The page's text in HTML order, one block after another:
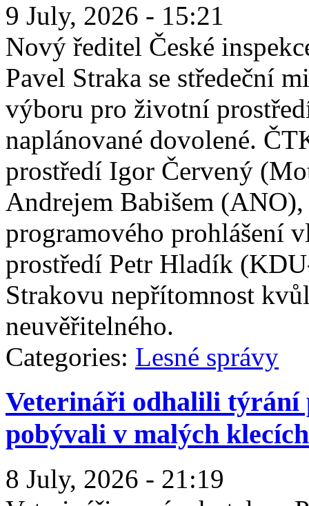
9 July, 2026 - 15:21
Nový ředitel České
Pavel Straka se středeční
výboru pro životní
naplánované dovolené.
prostředí Igor Červený
Andrejem Babišem
programového prohlášení
prostředí Petr Hladík
Strakovu nepřítomnost
neuvěřitelného.
Categories: Lesné správy
Veterináři odhalili týrání
pobývali v malých klecích
8 July, 2026 - 21:19